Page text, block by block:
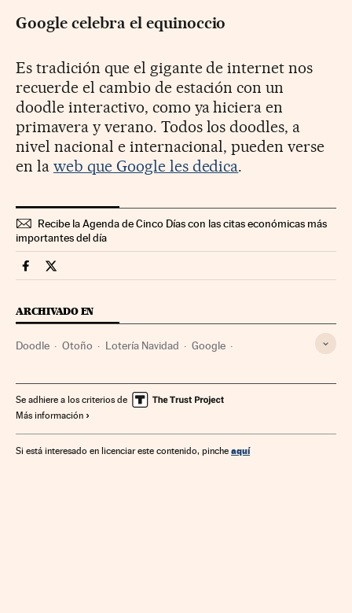
Google celebra el equinoccio
Es tradición que el gigante de internet nos
recuerde el cambio de estación con un
doodle interactivo, como ya hiciera en
primavera y verano. Todos los doodles, a
nivel nacional e internacional, pueden verse
en la web que Google les dedica.
Recibe la Agenda de Cinco Días con las citas económicas más
importantes del día
Loteria Navidad Cinco Días en Facebook
Loteria Navidad Cinco Días en Twitter
ARCHIVADO EN
Doodle Otoño Lotería Navidad Google
Buscadores Lotería Autodeterminación
Internet Empresas Meteorología Juegos
Se adhiere a los criterios de
Más información
Si está interesado en licenciar este contenido, pinche aquí